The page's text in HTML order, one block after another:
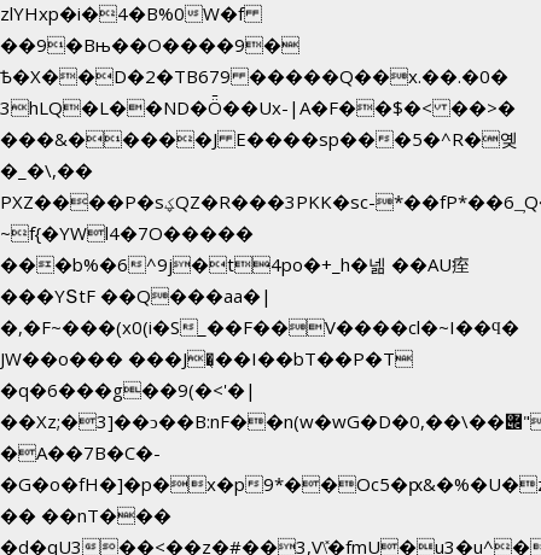
zlYHxp�i�4�B%0W�f
��9�Bњ��O����9�
Ѣ�X��D�2�TB679 �����Q��x.��.�0�
3hLQ�L��ND�Ȫ��Ux-|A�F��$�< ��>�
���&�����J E����sp���5�^R�옞
�_�\,��
PXZ����P�sؼQZ�R���3PKK�sc-*��fP*��6_̦Q���H�hl��a��j��dӤ�ܥ�Ք�7�)S�_3y��@�n-
~f{�YWl4�7O�����
���b%�6^9j�t4po�+_h�넮 ��AU痓
���YՏtF ��Q���aa�|
�,�F~���(x0(i�S_��F��V����cl�~I��ϥ�
JW��o��� ���J�̖��I��bT��P�T
�q�6���g��9(�<'�|
��Xz;�3]��ͻ��B:nF��n(w�wG�D�݌��\��,0"�
�A��7B�C�-
�G�o�fH�]�p�x�p
�� ��nT���
�d�qU3